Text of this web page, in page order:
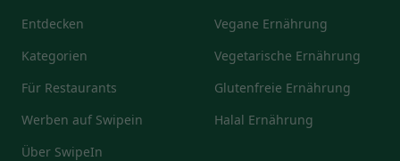
Entdecken
Kategorien
Für Restaurants
Werben auf Swipein
Über SwipeIn
Vegane Ernährung
Vegetarische Ernährung
Glutenfreie Ernährung
Halal Ernährung